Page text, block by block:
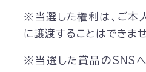
※当選した権利は、ご本
に譲渡することはできませ
※当選した賞品のSNS